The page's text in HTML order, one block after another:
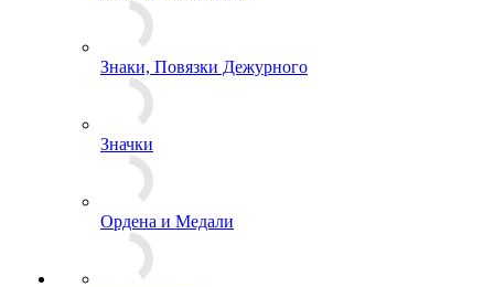
Знаки, Повязки Дежурного
Значки
Ордена и Медали